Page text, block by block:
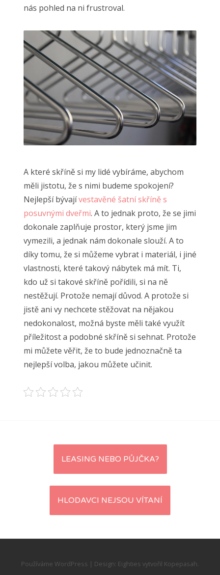
nás pohled na ni frustroval.
A které skříně si my lidé vybíráme, abychom
měli jistotu, že s nimi budeme spokojení?
Nejlepší bývajívestavěné šatní skříně s
posuvnými dveřmi. A to jednak proto, že se jimi
dokonale zaplňuje prostor, který jsme jim
vymezili, a jednak nám dokonale slouží. A to
díky tomu, že si můžeme vybrat i materiál, i jiné
vlastnosti, které takový nábytek má mít. Ti,
kdo už si takové skříně pořídili, si na ně
nestěžují. Protože nemají důvod. A protože si
jistě ani vy nechcete stěžovat na nějakou
nedokonalost, možná byste měli také využít
příležitost a podobné skříně si sehnat. Protože
mi můžete věřit, že to bude jednoznačně ta
nejlepší volba, jakou můžete učinit.
Navigace
příspěvky
LEASING NEBO PŮJČKA?
HLODAVCI NEJSOU VÍTANÍ
Používáme WordPress | Design: Eighties vytvořil Kopepasah.